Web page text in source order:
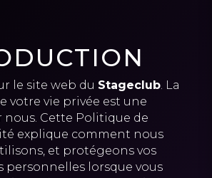
le site web du Stageclub. La
votre vie privée est une
Cette Politique de
explique comment nous
et protégeons vos
lorsque vous